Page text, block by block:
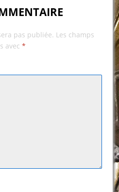
pas publiée. Les champs
avec *